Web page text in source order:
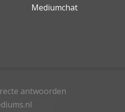
Mediumchat
antwoorden